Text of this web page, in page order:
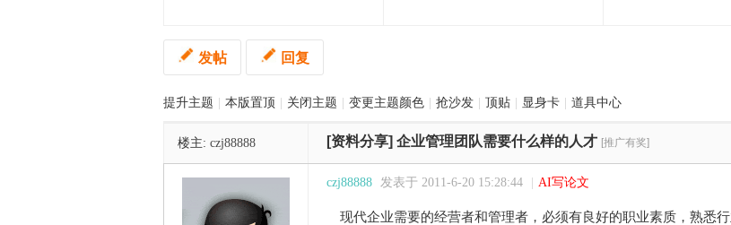
发帖 回复
提升主题 本版置顶 关闭主题 变更主题颜色 抢沙发 顶贴 显身卡 道具中心
楼主: czj88888 [资料分享] 企业管理团队需要什么样的人才 [推广有奖]
czj88888 发表于 2011-6-20 15:28:44 AI写论文
现代企业需要的经营者和管理者，必须有良好的职业素质，熟悉